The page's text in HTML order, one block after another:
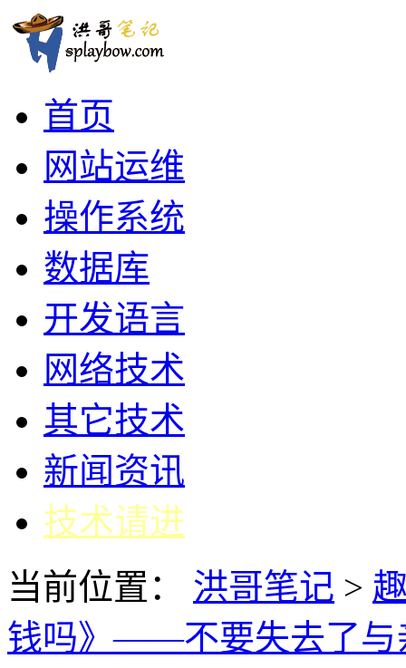
首页
网站运维
操作系统
数据库
开发语言
网络技术
其它技术
新闻资讯
技术请进
当前位置：
洪哥笔记 >
钱吗》——不要失去了与